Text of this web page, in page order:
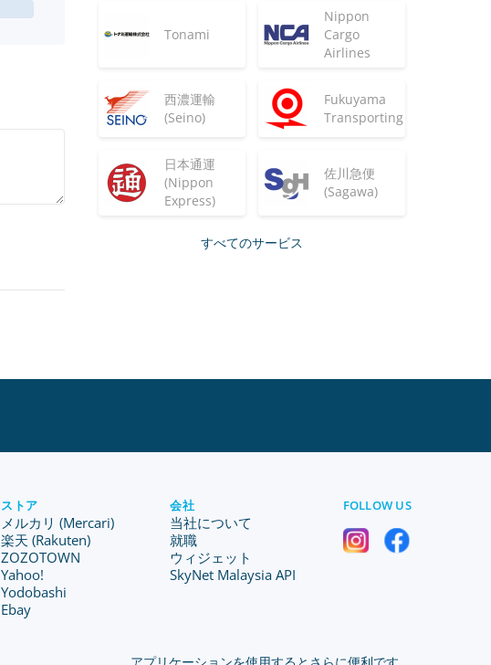
Tonami
Nippon
Cargo
Airlines
西濃運輸
(Seino)
Fukuyama
Transporting
日本通運
(Nippon
Express)
佐川急便
(Sagawa)
すべてのサービス
ストア
メルカリ (Mercari)
楽天 (Rakuten)
ZOZOTOWN
Yahoo!
Yodobashi
Ebay
会社
当社について
就職
ウィジェット
SkyNet Malaysia API
FOLLOW US